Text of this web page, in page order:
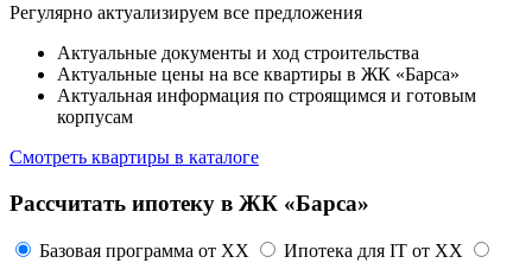
Регулярно актуализируем все предложения
Актуальные документы и ход строительства
Актуальные цены на все квартиры в ЖК «Барса»
Актуальная информация по строящимся и готовым
корпусам
Смотреть квартиры в каталоге
Рассчитать ипотеку в ЖК «Барса»
Базовая программа от XX Ипотека для IT от XX